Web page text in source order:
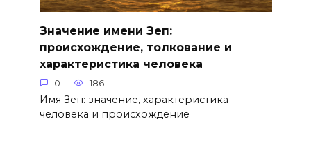
Значение имени Зеп:
происхождение, толкование и
характеристика человека
0 186
Имя Зеп: значение, характеристика
человека и происхождение